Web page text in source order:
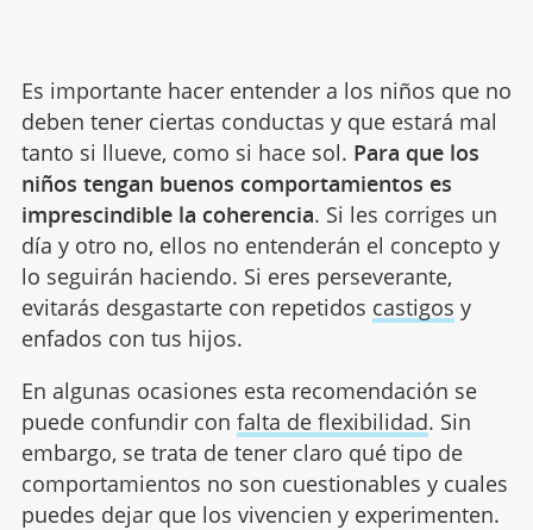
Es importante hacer entender a los niños que no
deben tener ciertas conductas y que estará mal
tanto si llueve, como si hace sol. Para que los
niños tengan buenos comportamientos es
imprescindible la coherencia. Si les corriges un
día y otro no, ellos no entenderán el concepto y
lo seguirán haciendo. Si eres perseverante,
evitarás desgastarte con repetidos castigos y
enfados con tus hijos.
En algunas ocasiones esta recomendación se
puede confundir con falta de flexibilidad. Sin
embargo, se trata de tener claro qué tipo de
comportamientos no son cuestionables y cuales
puedes dejar que los vivencien y experimenten.